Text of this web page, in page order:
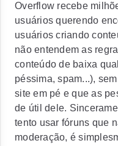
Overflow recebe
usuários querendo
usuários criando
não entendem as
conteúdo de baixa
péssima, spam...),
site em pé e que as
de útil dele.
tento usar fóruns que
moderação, é